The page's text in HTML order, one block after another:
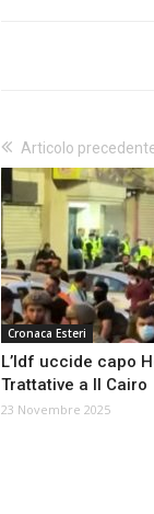
Articolo
Cronaca Esteri
L’Idf uccide capo
Trattative a Il Cairo
23 Novembre 2025